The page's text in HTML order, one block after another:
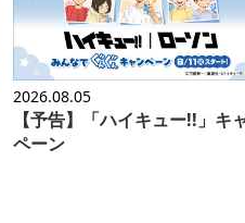
2026.08.05
【予告】「ハイキュー!!」キ
ペーン